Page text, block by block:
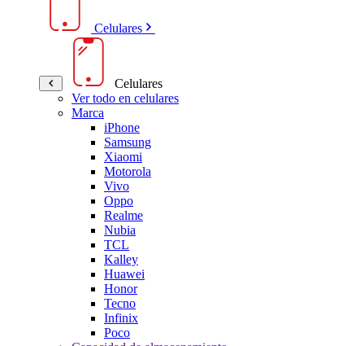
Celulares
Celulares
Ver todo en celulares
Marca
iPhone
Samsung
Xiaomi
Motorola
Vivo
Oppo
Realme
Nubia
TCL
Kalley
Huawei
Honor
Tecno
Infinix
Poco